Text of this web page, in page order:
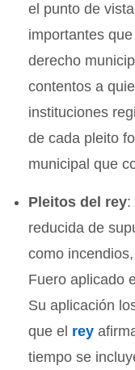
el punto de
importantes
derecho
contentos a
instituciones
de cada pleito
municipal que
Pleitos del rey:
reducida de
como
Fuero aplicado
Su aplicación
que el rey
tiempo se